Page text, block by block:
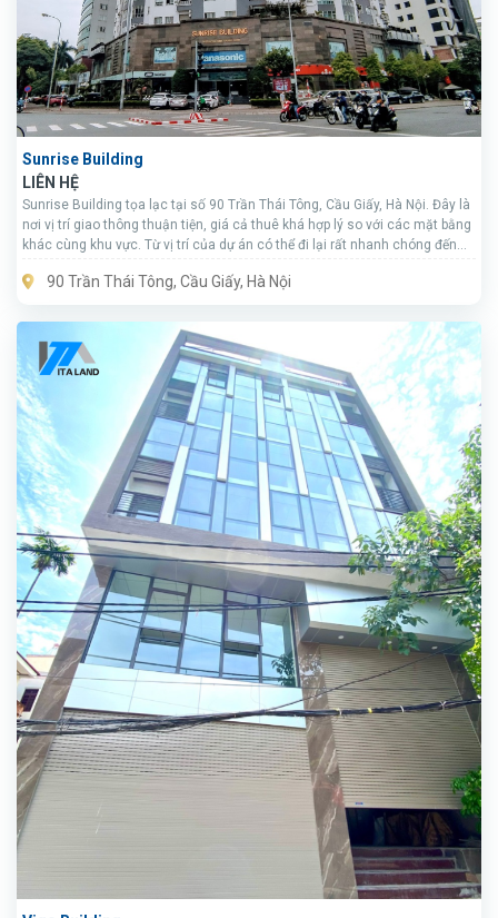
Sunrise Building
LIÊN HỆ
Sunrise Building tọa lạc tại số 90 Trần Thái Tông, Cầu Giấy, Hà Nội. Đây là
nơi vị trí giao thông thuận tiện, giá cả thuê khá hợp lý so với các mặt bằng
khác cùng khu vực. Từ vị trí của dự án có thể đi lại rất nhanh chóng đến
90 Trần Thái Tông, Cầu Giấy, Hà Nội